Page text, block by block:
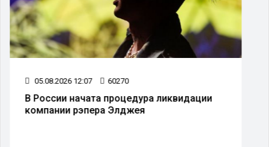
05.08.2026 12:07 60270
В России начата процедура ликвидации
компании рэпера Элджея